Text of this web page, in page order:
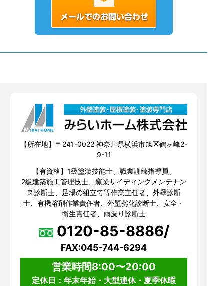
【所在地】〒241-0022 神奈川県横浜市旭区鶴ヶ峰2-
9-11
【有資格】1級塗装技能士、職業訓練指導員、
2級建築施工管理技士、窯業サイディングメンテナン
ス診断士、足場の組立て等作業主任者、外壁診断
士、有機溶剤作業責任者、外壁劣化診断士、安全・
衛生責任者、雨漏り診断士
0120-85-8886/
FAX:045-744-6294
営業時間8:00〜20:00
定休日：年末年始・大型連休・夏季休暇